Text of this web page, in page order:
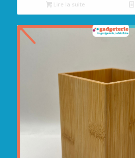
Lire la suite